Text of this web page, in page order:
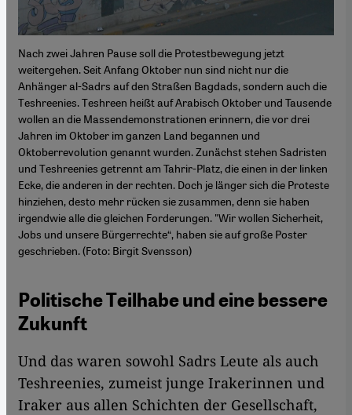
Nach zwei Jahren Pause soll die Protestbewegung jetzt
weitergehen. Seit Anfang Oktober nun sind nicht nur die
Anhänger al-Sadrs auf den Straßen Bagdads, sondern auch die
Teshreenies. Teshreen heißt auf Arabisch Oktober und Tausende
wollen an die Massendemonstrationen erinnern, die vor drei
Jahren im Oktober im ganzen Land begannen und
Oktoberrevolution genannt wurden. Zunächst stehen Sadristen
und Teshreenies getrennt am Tahrir-Platz, die einen in der linken
Ecke, die anderen in der rechten. Doch je länger sich die Proteste
hinziehen, desto mehr rücken sie zusammen, denn sie haben
irgendwie alle die gleichen Forderungen. "Wir wollen Sicherheit,
Jobs und unsere Bürgerrechte“, haben sie auf große Poster
geschrieben. (Foto: Birgit Svensson)
Politische Teilhabe und eine bessere
Zukunft
Und das waren sowohl Sadrs Leute als auch
Teshreenies, zumeist junge Irakerinnen und
Iraker aus allen Schichten der Gesellschaft,